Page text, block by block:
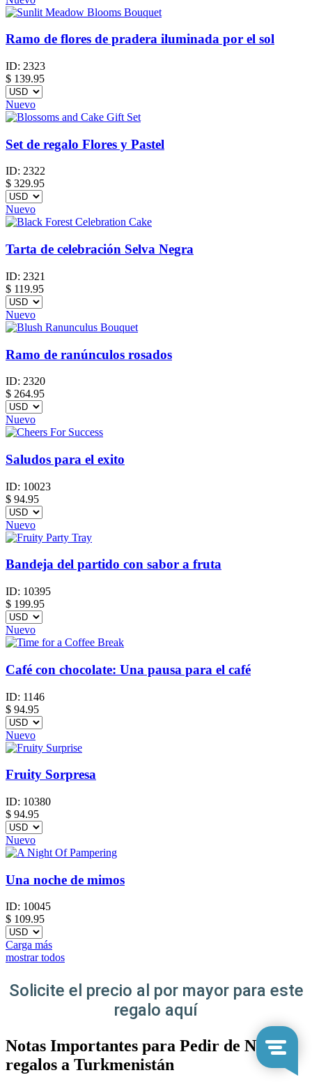
Ramo de flores de pradera iluminada por el sol
ID: 2323
$ 139.95
Nuevo
Set de regalo Flores y Pastel
ID: 2322
$ 329.95
Nuevo
Tarta de celebración Selva Negra
ID: 2321
$ 119.95
Nuevo
Ramo de ranúnculos rosados
ID: 2320
$ 264.95
Nuevo
Saludos para el exito
ID: 10023
$ 94.95
Nuevo
Bandeja del partido con sabor a fruta
ID: 10395
$ 199.95
Nuevo
Café con chocolate: Una pausa para el café
ID: 1146
$ 94.95
Nuevo
Fruity Sorpresa
ID: 10380
$ 94.95
Nuevo
Una noche de mimos
ID: 10045
$ 109.95
Carga más
mostrar todos
Solicite el precio al por mayor para este
regalo aquí
Notas Importantes para Pedir de Nuevos
regalos a Turkmenistán